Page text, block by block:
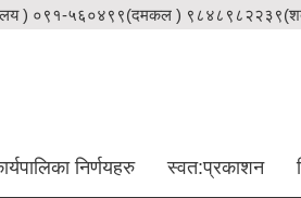
) ०९१-५६०४९९(दमकल )
निर्णयहरु स्वत:प्रकाशन